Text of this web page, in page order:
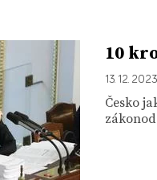
10
13. 12. 2023
Česko